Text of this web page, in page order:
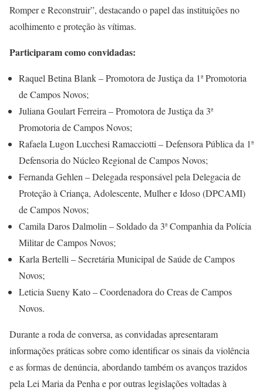
Romper e Reconstruir”, destacando o papel das instituições no
acolhimento e proteção às vítimas.
Participaram como convidadas:
Raquel Betina Blank – Promotora de Justiça da 1ª Promotoria
de Campos Novos;
Juliana Goulart Ferreira – Promotora de Justiça da 3ª
Promotoria de Campos Novos;
Rafaela Lugon Lucchesi Ramacciotti – Defensora Pública da 1ª
Defensoria do Núcleo Regional de Campos Novos;
Fernanda Gehlen – Delegada responsável pela Delegacia de
Proteção à Criança, Adolescente, Mulher e Idoso (DPCAMI)
de Campos Novos;
Camila Daros Dalmolin – Soldado da 3ª Companhia da Polícia
Militar de Campos Novos;
Karla Bertelli – Secretária Municipal de Saúde de Campos
Novos;
Leticia Sueny Kato – Coordenadora do Creas de Campos
Novos.
Durante a roda de conversa, as convidadas apresentaram
informações práticas sobre como identificar os sinais da violência
e as formas de denúncia, abordando também os avanços trazidos
pela Lei Maria da Penha e por outras legislações voltadas à